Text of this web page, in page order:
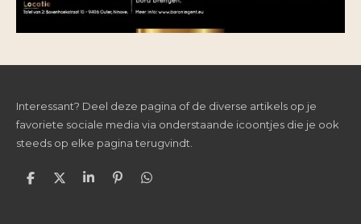
Interessant? Deel deze pagina of de diverse artikels op je
favoriete sociale media via onderstaande icoontjes die je ook
steeds op elke pagina terugvindt.
D
D
S
P
D